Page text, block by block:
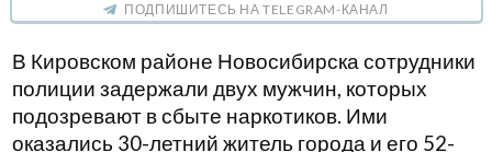
ПОДПИШИТЕСЬ НА TELEGRAM-КАНАЛ
В Кировском районе Новосибирска сотрудники
полиции задержали двух мужчин, которых
подозревают в сбыте наркотиков. Ими
оказались 30-летний житель города и его 52-